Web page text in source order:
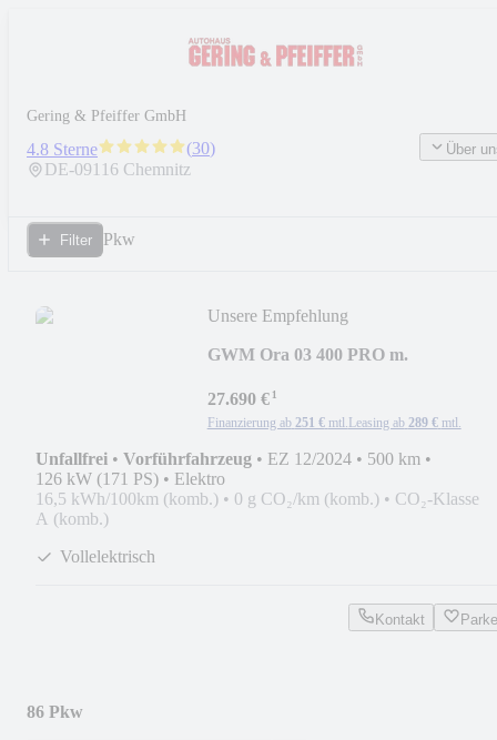
Gering & Pfeiffer GmbH
4.8 Sterne (30)
DE-09116 Chemnitz
Über
Filter Pkw
Unsere Empfehlung
GWM Ora 03 400 PRO m.
27.690 €¹
Finanzierung ab 251 € mtl. Leasing ab 289 € mtl.
Unfallfrei • Vorführfahrzeug • EZ 12/2024 • 500 km •
126 kW (171 PS) • Elektro
16,5 kWh/100km (komb.) • 0 g CO₂/km (komb.) • CO₂-Klasse
A (komb.)
Vollelektrisch
Kontakt
86 Pkw